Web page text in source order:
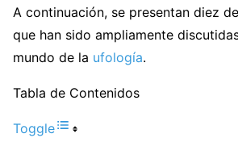
A continuación, se presentan diez
que han sido ampliamente
mundo de la ufología.
Tabla de Contenidos
Toggle